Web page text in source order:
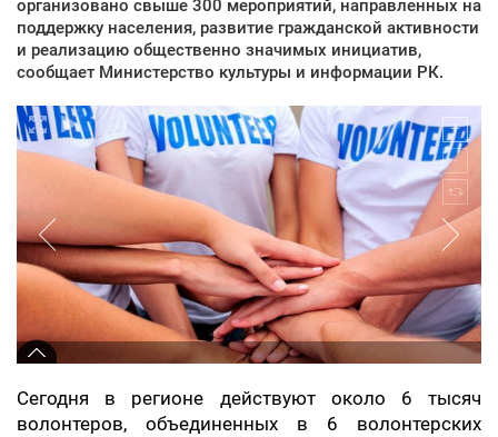
организовано свыше 300 мероприятий, направленных на
поддержку населения, развитие гражданской активности
и реализацию общественно значимых инициатив,
сообщает Министерство культуры и информации РК.
Сегодня в регионе действуют около 6 тысяч
волонтеров, объединенных в 6 волонтерских